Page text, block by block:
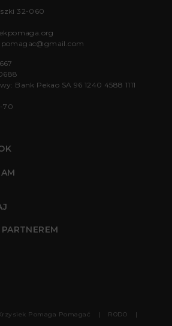
32-060
Bank Pekao SA 96 1240 4588 1111
70
Pomaga Pomagać RODO